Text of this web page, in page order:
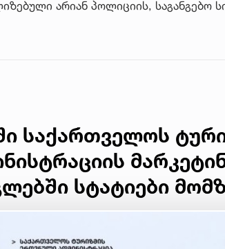
არიან პოლიციის, საგანგებო
საქართველოს
სტატიები